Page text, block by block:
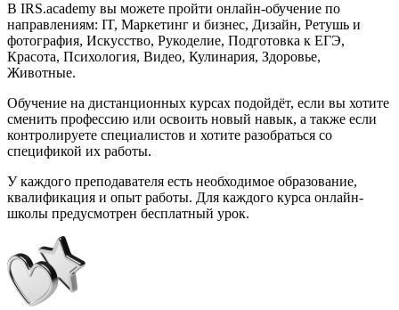
В IRS.academy вы можете пройти онлайн-обучение по
направлениям: IT, Маркетинг и бизнес, Дизайн, Ретушь и
фотография, Искусство, Рукоделие, Подготовка к ЕГЭ,
Красота, Психология, Видео, Кулинария, Здоровье,
Животные.
Обучение на дистанционных курсах подойдёт, если вы хотите
сменить профессию или освоить новый навык, а также если
контролируете специалистов и хотите разобраться со
спецификой их работы.
У каждого преподавателя есть необходимое образование,
квалификация и опыт работы. Для каждого курса онлайн-
школы предусмотрен бесплатный урок.